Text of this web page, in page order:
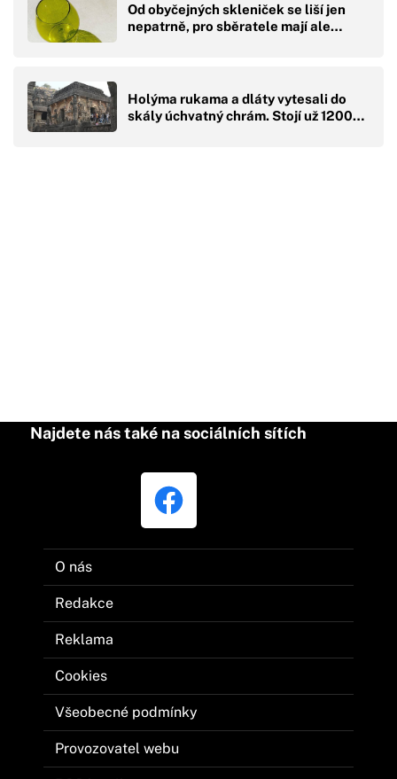
Od obyčejných skleniček se liší jen
nepatrně, pro sběratele mají ale…
Holýma rukama a dláty vytesali do
skály úchvatný chrám. Stojí už 1200…
Najdete nás také na sociálních sítích
O nás
Redakce
Reklama
Cookies
Všeobecné podmínky
Provozovatel webu